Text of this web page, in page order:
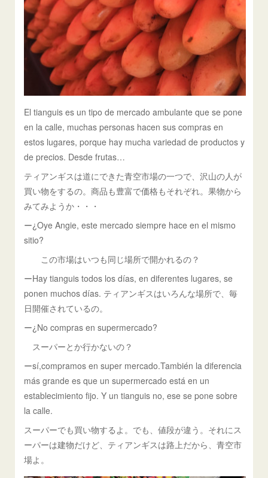
El tianguis es un tipo de mercado ambulante que se pone
en la calle, muchas personas hacen sus compras en
estos lugares, porque hay mucha variedad de productos y
de precios. Desde frutas…
ティアンギスは道にできた青空市場の一つで、沢山の人が
買い物をするの。商品も豊富で価格もそれぞれ。果物から
みてみようか・・・
ー¿Oye Angie, este mercado siempre hace en el mismo
sitio?
この市場はいつも同じ場所で開かれるの？
ーHay tianguis todos los días, en diferentes lugares, se
ponen muchos días. ティアンギスはいろんな場所で、毎
日開催されているの。
ー¿No compras en supermercado?
スーパーとか行かないの？
ーsí,compramos en super mercado.También la diferencia
más grande es que un supermercado está en un
establecimiento fijo. Y un tianguis no, ese se pone sobre
la calle.
スーパーでも買い物するよ。でも、値段が違う。それにス
ーパーは建物だけど、ティアンギスは路上だから、青空市
場よ。